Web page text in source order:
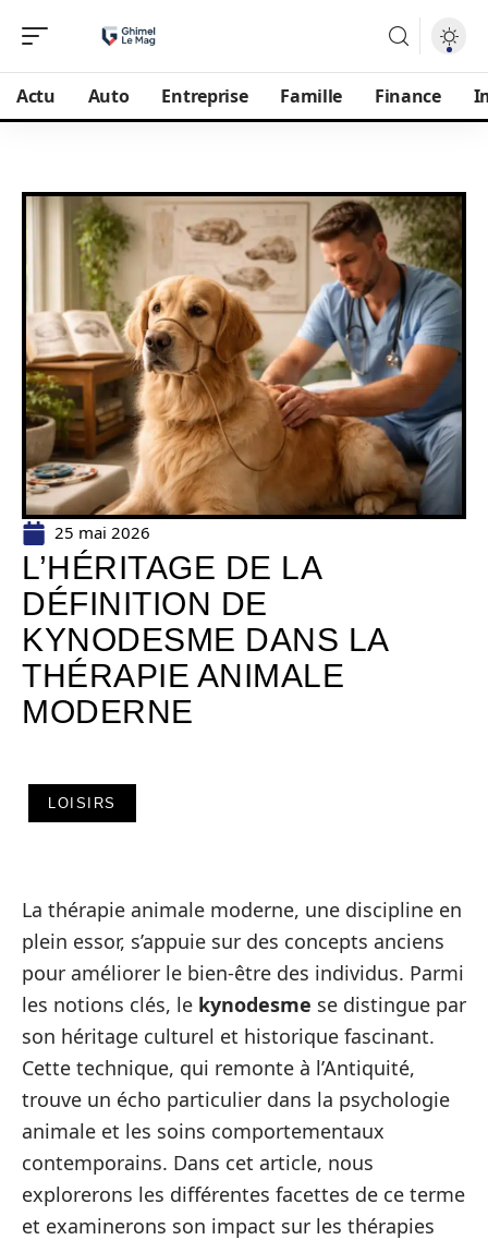
Actu Auto Entreprise Famille Finance
25 mai 2026
L’HÉRITAGE DE LA
DÉFINITION DE
KYNODESME DANS LA
THÉRAPIE ANIMALE
MODERNE
LOISIRS
La thérapie animale moderne, une discipline en
plein essor, s’appuie sur des concepts anciens
pour améliorer le bien-être des individus. Parmi
les notions clés, le kynodesme se distingue par
son héritage culturel et historique fascinant.
Cette technique, qui remonte à l’Antiquité,
trouve un écho particulier dans la psychologie
animale et les soins comportementaux
contemporains. Dans cet article, nous
explorerons les différentes facettes de ce terme
et examinerons son impact sur les thérapies